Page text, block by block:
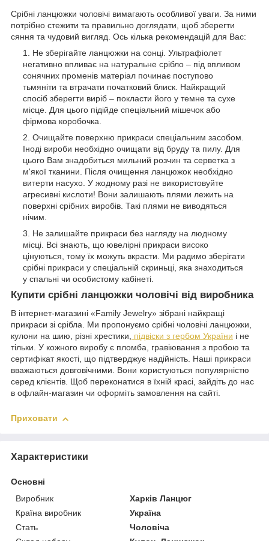
Срібні ланцюжки чоловічі вимагають особливої уваги. За ними
потрібно стежити та правильно доглядати, щоб зберегти
сяння та чудовий вигляд. Ось кілька рекомендацій для Вас:
Не зберігайте ланцюжки на сонці. Ультрафіолет
негативно впливає на натуральне срібло – під впливом
сонячних променів матеріал починає поступово
тьмяніти та втрачати початковий блиск. Найкращий
спосіб зберегти виріб – покласти його у темне та сухе
місце. Для цього підійде спеціальний мішечок або
фірмова коробочка.
Очищайте поверхню прикраси спеціальним засобом.
Іноді вироби необхідно очищати від бруду та пилу. Для
цього Вам знадобиться мильний розчин та серветка з
м'якої тканини. Після очищення ланцюжок необхідно
витерти насухо. У жодному разі не використовуйте
агресивні кислоти! Вони залишають плями лежить на
поверхні срібних виробів. Такі плями не виводяться
нічим.
Не залишайте прикраси без нагляду на людному
місці. Всі знають, що ювелірні прикраси високо
цінуються, тому їх можуть вкрасти. Ми радимо зберігати
срібні прикраси у спеціальній скриньці, яка знаходиться
у спальні чи особистому кабінеті.
Купити срібні ланцюжки чоловічі від виробника
В інтернет-магазині «Family Jewelry» зібрані найкращі
прикраси зі срібла. Ми пропонуємо срібні чоловічі ланцюжки,
кулони на шию, різні хрестики, підвіски з гербом України і не
тільки. У кожного виробу є пломба, гравіювання з пробою та
сертифікат якості, що підтверджує надійність. Наші прикраси
вважаються довговічними. Вони користуються популярністю
серед клієнтів. Щоб переконатися в їхній красі, зайдіть до нас
в офлайн-магазин чи оформіть замовлення на сайті.
Приховати
Характеристики
Основні
Виробник
Харків Ланцюг
Країна виробник
Україна
Стать
Чоловіча